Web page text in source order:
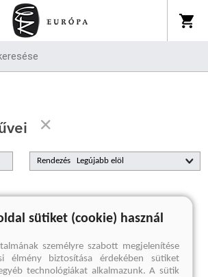
Rendezés
kifejezésre nincs találat
sütiket (cookie) használ
személyre szabott megjelenítése
élmény biztosítása érdekében sütiket
technológiákat alkalmazunk. A sütik